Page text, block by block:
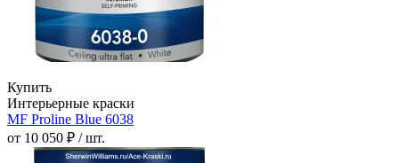
Купить
Интерьерные краски
MF Proline Blue 6038
от 10 050 ₽ / шт.